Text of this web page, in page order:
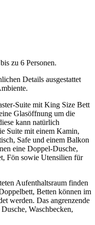
zu 6 Personen.
Details ausgestattet
Suite mit King Size Bett
Glasöffnung um die
kann natürlich
Suite mit einem Kamin,
Safe und einem Balkon
eine Doppel-Dusche,
Fön sowie Utensilien für
Aufenthaltsraum finden
Betten können im
werden. Das angrenzende
Waschbecken,